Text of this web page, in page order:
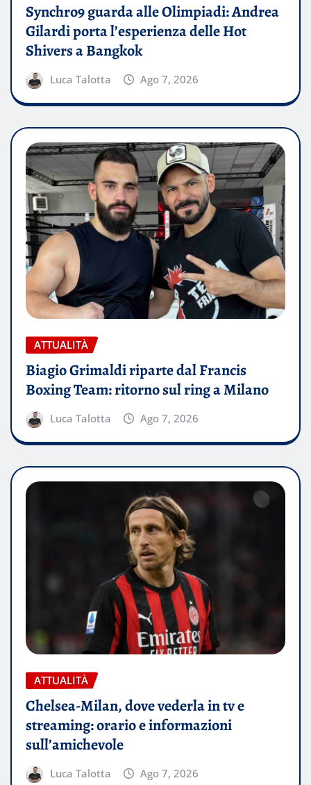
Synchro9 guarda alle Olimpiadi: Andrea
Gilardi porta l’esperienza delle Hot
Shivers a Bangkok
Luca Talotta Ago 7, 2026
ATTUALITÀ
Biagio Grimaldi riparte dal Francis
Boxing Team: ritorno sul ring a Milano
Luca Talotta Ago 7, 2026
ATTUALITÀ
Chelsea-Milan, dove vederla in tv e
streaming: orario e informazioni
sull’amichevole
Luca Talotta Ago 7, 2026